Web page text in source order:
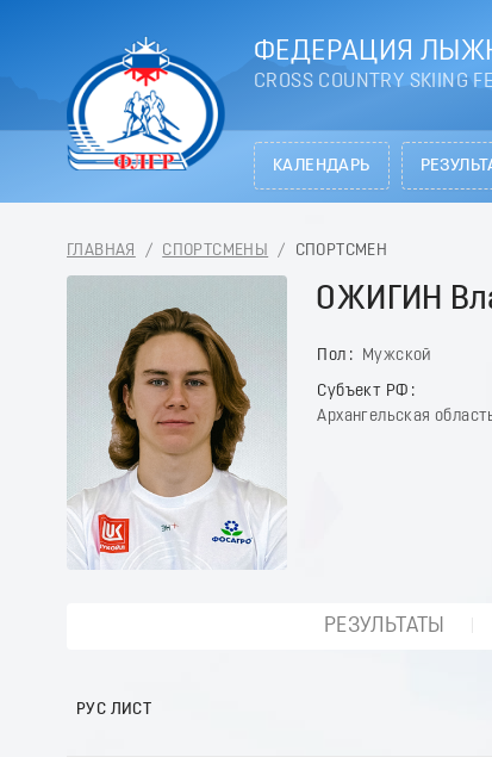
ФЕДЕРАЦИЯ
CROSS COUNTRY SKIING
КАЛЕНДАРЬ
ГЛАВНАЯ / СПОРТСМЕНЫ / СПОРТСМЕН
ОЖИГИН
Пол Мужской
Субъект РФ
Архангельская
РЕЗУЛЬТАТЫ
РУС ЛИСТ